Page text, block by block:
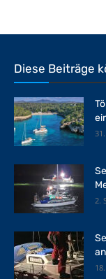
Diese Beiträge
2.